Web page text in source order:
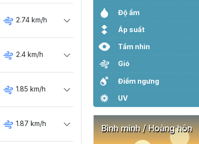
2.74 km/h
2.4 km/h
1.85 km/h
1.87 km/h
Độ ẩm
Áp suất
Tầm nhìn
Gió
Điểm ngưng
UV
Bình minh / Hoàng hôn